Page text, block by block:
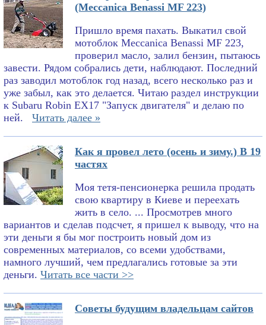
(Meccanica Benassi MF 223)
Пришло время пахать. Выкатил свой
мотоблок Meccanica Benassi MF 223,
проверил масло, залил бензин, пытаюсь
завести. Рядом собрались дети, наблюдают. Последний
раз заводил мотоблок год назад, всего несколько раз и
уже забыл, как это делается. Читаю раздел инструкции
к Subaru Robin EX17 "Запуск двигателя" и делаю по
ней.
Читать далее »
Как я провел лето (осень и зиму.) В 19
частях
Моя тетя-пенсионерка решила продать
свою квартиру в Киеве и переехать
жить в село. ... Просмотрев много
вариантов и сделав подсчет, я пришел к выводу, что на
эти деньги я бы мог построить новый дом из
современных материалов, со всеми удобствами,
намного лучший, чем предлагались готовые за эти
деньги. Читать все части >>
Советы будущим владельцам сайтов